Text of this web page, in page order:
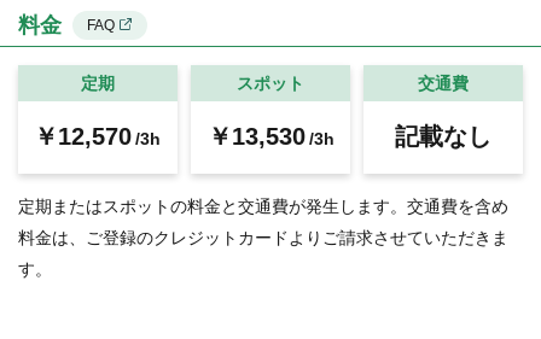
料金 FAQ
定期
￥12,570 /3h
スポット
￥13,530 /3h
交通費
記載なし
定期またはスポットの料金と交通費が発生します。交通費を含め
料金は、ご登録のクレジットカードよりご請求させていただきま
す。